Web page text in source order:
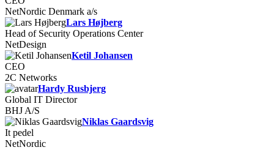
NetNordic Denmark a/s
Lars Højberg
Head of Security Operations Center
NetDesign
Ketil Johansen
CEO
2C Networks
Hardy Rusbjerg
Global IT Director
BHJ A/S
Niklas Gaardsvig
It pedel
NetNordic